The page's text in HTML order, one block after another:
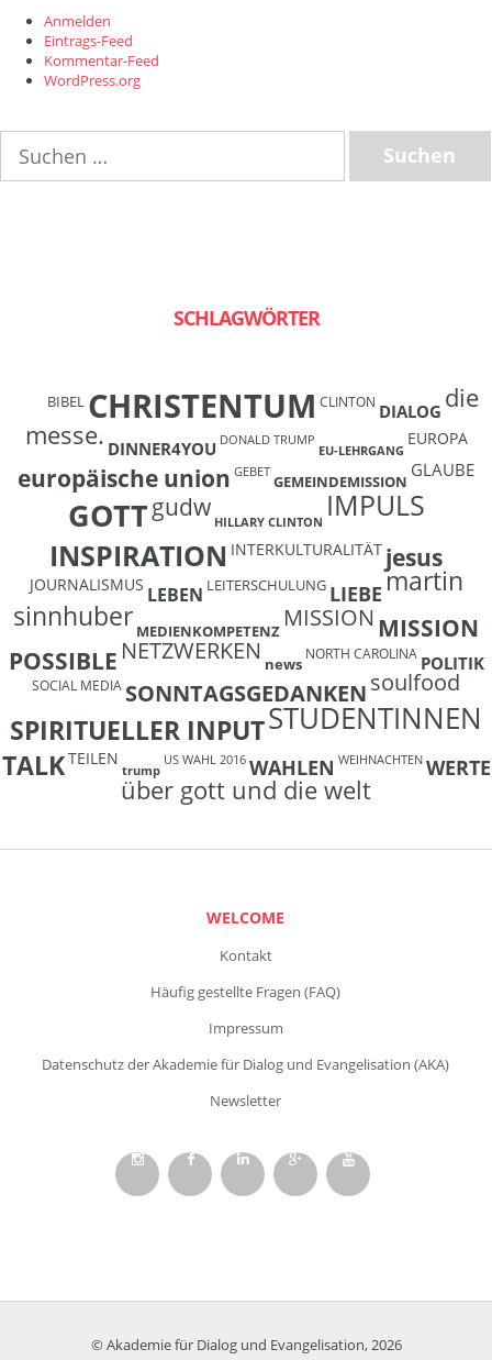
Anmelden
Eintrags-Feed
Kommentar-Feed
WordPress.org
nach:
SCHLAGWÖRTER
BIBEL CHRISTENTUM CLINTON DIALOG die
messe. DINNER4YOU DONALD TRUMP
EU-LEHRGANG
EUROPA
europäische union GEBET GEMEINDEMISSION
GLAUBE
GOTTgudw HILLARY CLINTON IMPULS
INSPIRATION INTERKULTURALITÄT jesus
JOURNALISMUS LEBEN LEITERSCHULUNG LIEBEmartin
sinnhuber MEDIENKOMPETENZ MISSION MISSION
POSSIBLE NETZWERKEN news
NORTH CAROLINA POLITIK
SOCIAL MEDIA SONNTAGSGEDANKENsoulfood
SPIRITUELLER INPUTSTUDENTINNEN
TALKTEILEN
trump
US WAHL 2016 WAHLEN WEIHNACHTEN WERTE
über gott und die welt
WELCOME
Kontakt
Häufig gestellte Fragen (FAQ)
Impressum
Datenschutz der Akademie für Dialog und Evangelisation (AKA)
Newsletter
© Akademie für Dialog und Evangelisation, 2026